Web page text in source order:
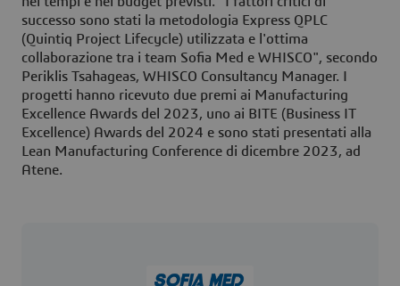
successo sono stati la metodologia Express QPLC
(Quintiq Project Lifecycle) utilizzata e l'ottima
collaborazione tra i team Sofia Med e WHISCO", secondo
Periklis Tsahageas, WHISCO Consultancy Manager. I
progetti hanno ricevuto due premi ai Manufacturing
Excellence Awards del 2023, uno ai BITE (Business IT
Excellence) Awards del 2024 e sono stati presentati alla
Lean Manufacturing Conference di dicembre 2023, ad
Atene.